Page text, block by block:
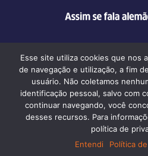
Goethe-Zentrum Brasília | Q SEPS
70390-079 • Brasília-DF
© Goethe-Zentrum
Esse site utiliza cookies que nos
de navegação e utilização, a fim
usuário. Não coletamos
identificação pessoal, salvo com
continuar navegando, você
desses recursos. Para
política de
Entendi
Política